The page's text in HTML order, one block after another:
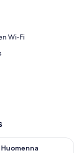
Wi-Fi
9
Huomenna
saatavuus